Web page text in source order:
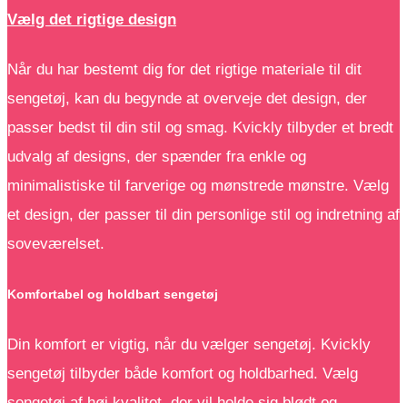
Vælg det rigtige design
Når du har bestemt dig for det rigtige materiale til dit
sengetøj, kan du begynde at overveje det design, der
passer bedst til din stil og smag. Kvickly tilbyder et bredt
udvalg af designs, der spænder fra enkle og
minimalistiske til farverige og mønstrede mønstre. Vælg
et design, der passer til din personlige stil og indretning af
soveværelset.
Komfortabel og holdbart sengetøj
Din komfort er vigtig, når du vælger sengetøj. Kvickly
sengetøj tilbyder både komfort og holdbarhed. Vælg